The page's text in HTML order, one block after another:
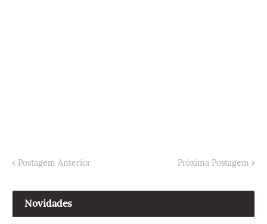
Postagem Anterior Próxima Postagem
Novidades